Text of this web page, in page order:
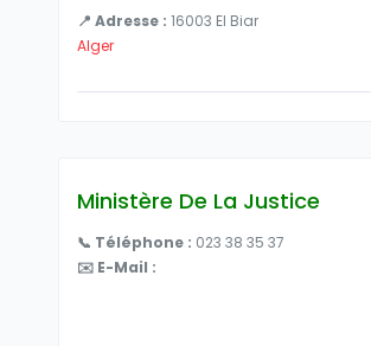
📍 Adresse : 16003 El Biar
Alger
Ministère De La Justice
📞 Téléphone : 023 38 35 37
✉️ E-Mail :